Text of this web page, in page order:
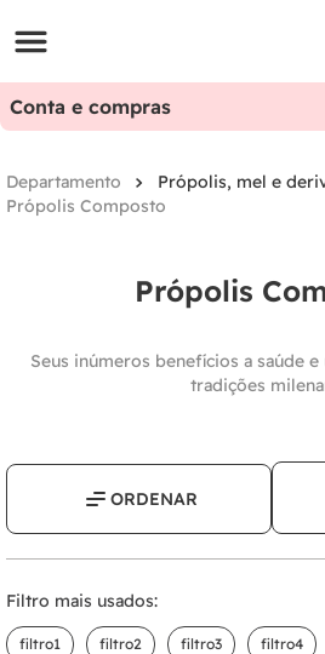
Conta e compras
Própolis, mel e
Própolis Composto
Própolis
Seus inúmeros benefícios a saúde
tradições
Filtro mais usados:
filtro1 filtro2 filtro3 filtro4